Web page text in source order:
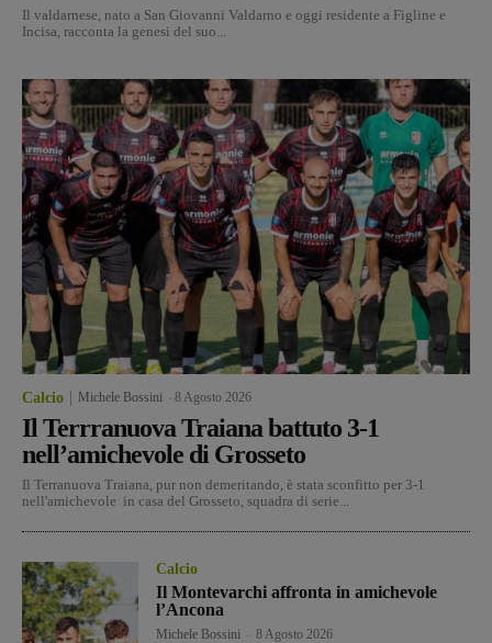
Il valdarnese, nato a San Giovanni Valdarno e oggi residente a Figline e
Incisa, racconta la genesi del suo...
Calcio Michele Bossini 8 Agosto 2026
Il Terrranuova Traiana battuto 3-1
nell’amichevole di Grosseto
Il Terranuova Traiana, pur non demeritando, è stata sconfitto per 3-1
nell'amichevole in casa del Grosseto, squadra di serie...
Calcio
Il Montevarchi affronta in amichevole
l’Ancona
Michele Bossini 8 Agosto 2026